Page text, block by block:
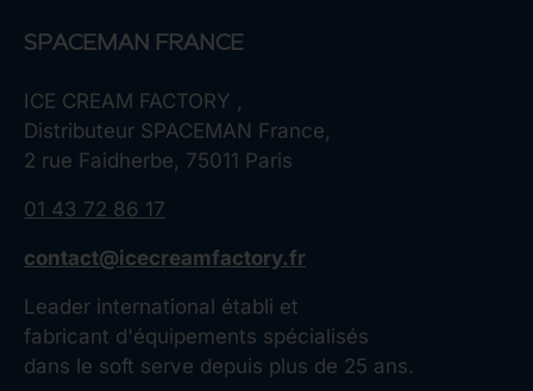
SPACEMAN FRANCE
ICE CREAM FACTORY ,
Distributeur SPACEMAN France,
2 rue Faidherbe, 75011 Paris
01 43 72 86 17
contact@icecreamfactory.fr
Leader international établi et
fabricant d'équipements spécialisés
dans le soft serve depuis plus de 25 ans.